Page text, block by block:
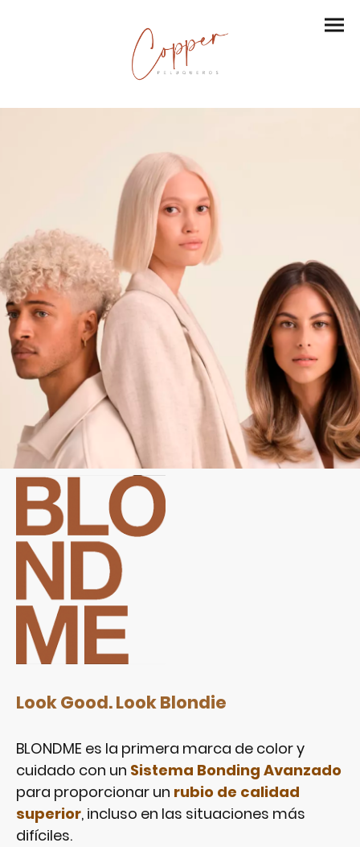
Look Good. Look Blondie
BLONDME es la primera marca de color y
cuidado con un Sistema Bonding Avanzado
para proporcionar un rubio de calidad
superior, incluso en las situaciones más
difíciles.